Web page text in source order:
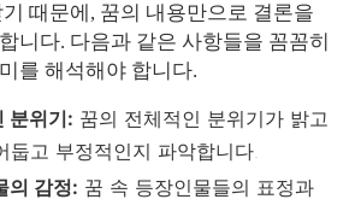
때문에, 꿈의 내용만으로 결론을
니다. 다음과 같은 사항들을 꼼꼼히
를 해석해야 합니다.
분위기: 꿈의 전체적인 분위기가 밝고
둡고 부정적인지 파악합니다.
의 감정: 꿈 속 등장인물들의 표정과